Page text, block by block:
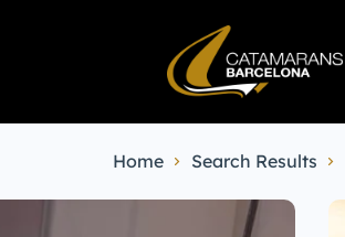
Home Search Results